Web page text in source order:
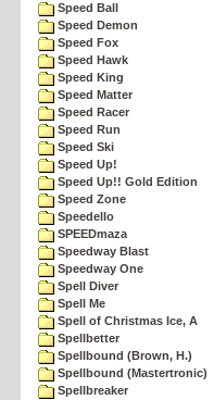
Speed Ball
Speed Demon
Speed Fox
Speed Hawk
Speed King
Speed Matter
Speed Racer
Speed Run
Speed Ski
Speed Up!
Speed Up!! Gold Edition
Speed Zone
Speedello
SPEEDmaza
Speedway Blast
Speedway One
Spell Diver
Spell Me
Spell of Christmas Ice, A
Spellbetter
Spellbound (Brown, H.)
Spellbound (Mastertronic)
Spellbreaker